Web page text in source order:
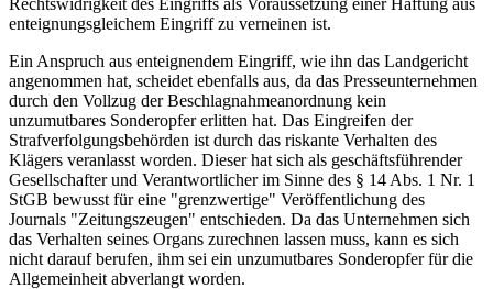
enteignungsgleichem Eingriff zu verneinen ist.
Ein Anspruch aus enteignendem Eingriff, wie ihn das Landgericht
angenommen hat, scheidet ebenfalls aus, da das Presseunternehmen
durch den Vollzug der Beschlagnahmeanordnung kein
unzumutbares Sonderopfer erlitten hat. Das Eingreifen der
Strafverfolgungsbehörden ist durch das riskante Verhalten des
Klägers veranlasst worden. Dieser hat sich als geschäftsführender
Gesellschafter und Verantwortlicher im Sinne des § 14 Abs. 1 Nr. 1
StGB bewusst für eine "grenzwertige" Veröffentlichung des
Journals "Zeitungszeugen" entschieden. Da das Unternehmen sich
das Verhalten seines Organs zurechnen lassen muss, kann es sich
nicht darauf berufen, ihm sei ein unzumutbares Sonderopfer für die
Allgemeinheit abverlangt worden.